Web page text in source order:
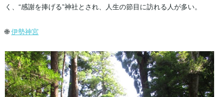
く、“感謝を捧げる”神社とされ、人生の節目に訪れる人が多い。
🌐伊勢神宮